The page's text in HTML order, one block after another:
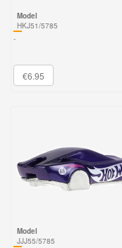
Model
HKJ51/5785
-
€6.95
Model
JJJ55/5785